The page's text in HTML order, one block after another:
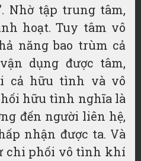
Nhờ tập trung tâm,
hoạt. Tuy tâm vô
năng bao trùm cả
dụng được tâm,
cả hữu tình và vô
hữu tình nghĩa là
đến người liên hệ,
nhận được ta. Và
chi phối vô tình khí